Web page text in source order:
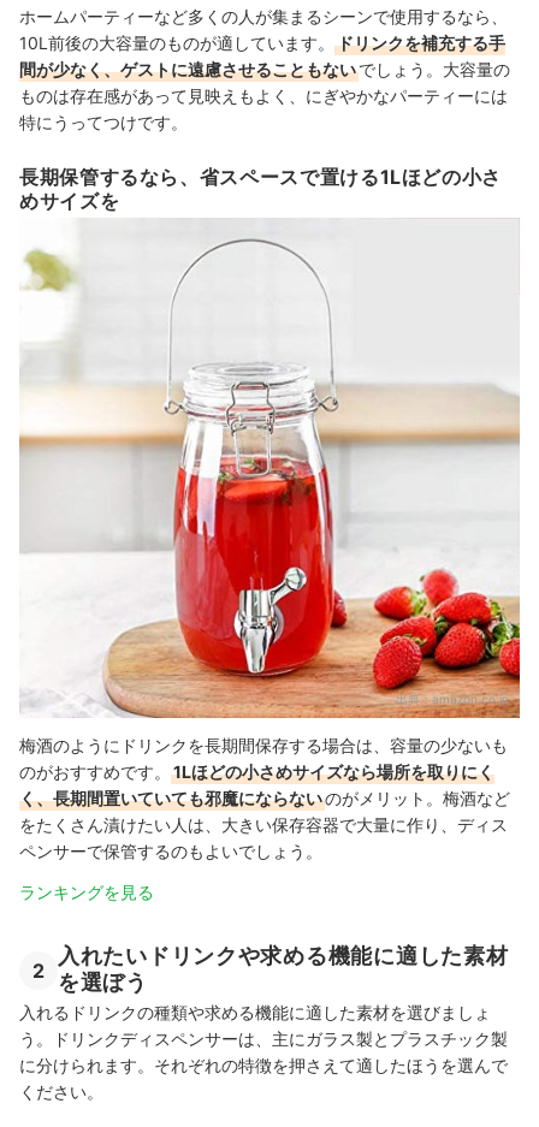
ホームパーティーなど多くの人が集まるシーンで使用するなら、
10L前後の大容量のものが適しています。
ドリンクを補充する手
間が少なく、ゲストに遠慮させることもないでしょう。大容量の
ものは存在感があって見映えもよく、にぎやかなパーティーには
特にうってつけです。
長期保管するなら、省スペースで置ける1Lほどの小さ
めサイズを
出典：amazon.co.jp
梅酒のようにドリンクを長期間保存する場合は、容量の少ないも
のがおすすめです。
1Lほどの小さめサイズなら場所を取りにく
く、長期間置いていても邪魔にならないのがメリット。梅酒など
をたくさん漬けたい人は、大きい保存容器で大量に作り、ディス
ペンサーで保管するのもよいでしょう。
ランキングを見る
2
入れたいドリンクや求める機能に適した素材
を選ぼう
入れるドリンクの種類や求める機能に適した素材を選びましょ
う。ドリンクディスペンサーは、主にガラス製とプラスチック製
に分けられます。それぞれの特徴を押さえて適したほうを選んで
ください。